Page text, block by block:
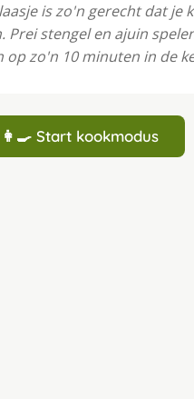
is zo'n gerecht dat je
Prei stengel en ajuin
op zo'n 10 minuten in de
👩‍🍳 Start kookmodus